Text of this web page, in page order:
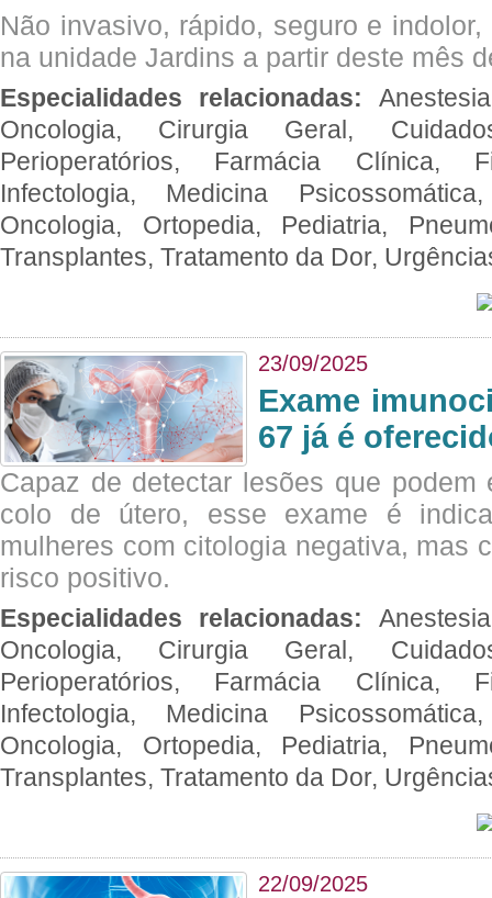
Não invasivo, rápido, seguro e
na unidade Jardins a partir deste mês
Especialidades relacionadas:
Oncologia, Cirurgia Geral,
Perioperatórios, Farmácia Clínica,
Infectologia, Medicina
Oncologia, Ortopedia, Pediatria,
Transplantes, Tratamento da Dor,
23/09/2025
Exame
67 já é
Capaz de detectar lesões que
colo de útero, esse exame é
mulheres com citologia negativa, mas
risco positivo.
Especialidades relacionadas:
Oncologia, Cirurgia Geral,
Perioperatórios, Farmácia Clínica,
Infectologia, Medicina
Oncologia, Ortopedia, Pediatria,
Transplantes, Tratamento da Dor,
22/09/2025